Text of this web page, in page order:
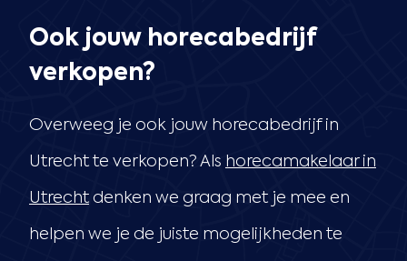
Ook jouw horecabedrijf
verkopen?
Overweeg je ook jouw horecabedrijf in
Utrecht te verkopen? Als horecamakelaar in
Utrecht denken we graag met je mee en
helpen we je de juiste mogelijkheden te